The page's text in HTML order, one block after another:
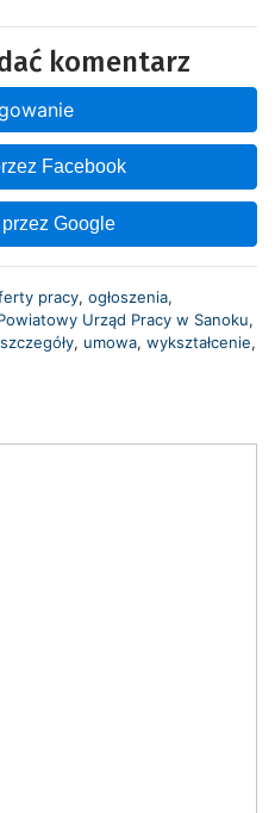
komentarz
Facebook
Google
pracy, ogłoszenia,
Urząd Pracy w Sanoku,
szczegóły, umowa, wykształcenie,